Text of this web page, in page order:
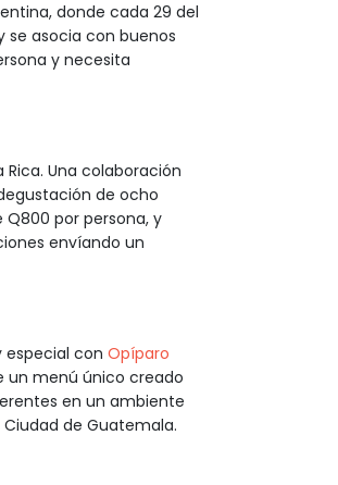
donde cada 29 del
se asocia con buenos
y necesita
Rica. Una colaboración
de ocho
por persona, y
envíando un
especial con Opíparo
un menú único creado
en un ambiente
Ciudad de Guatemala.